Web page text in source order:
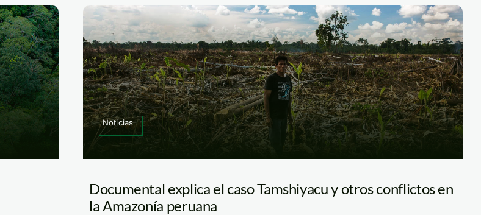
Noticias
Documental explica el caso Tamshiyacu y otros conflictos en
la Amazonía peruana